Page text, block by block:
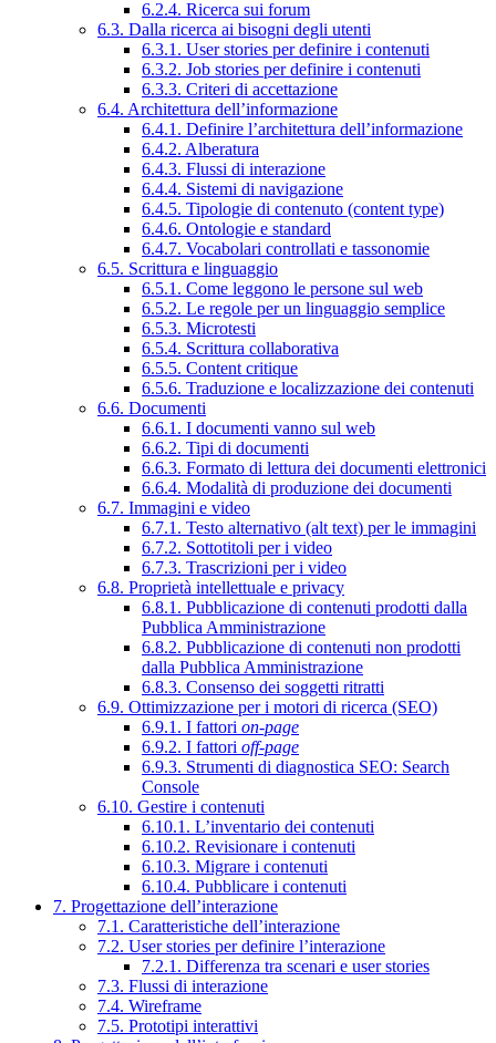
6.2.4. Ricerca sui forum
6.3. Dalla ricerca ai bisogni degli utenti
6.3.1. User stories per definire i contenuti
6.3.2. Job stories per definire i contenuti
6.3.3. Criteri di accettazione
6.4. Architettura dell’informazione
6.4.1. Definire l’architettura dell’informazione
6.4.2. Alberatura
6.4.3. Flussi di interazione
6.4.4. Sistemi di navigazione
6.4.5. Tipologie di contenuto (content type)
6.4.6. Ontologie e standard
6.4.7. Vocabolari controllati e tassonomie
6.5. Scrittura e linguaggio
6.5.1. Come leggono le persone sul web
6.5.2. Le regole per un linguaggio semplice
6.5.3. Microtesti
6.5.4. Scrittura collaborativa
6.5.5. Content critique
6.5.6. Traduzione e localizzazione dei contenuti
6.6. Documenti
6.6.1. I documenti vanno sul web
6.6.2. Tipi di documenti
6.6.3. Formato di lettura dei documenti elettronici
6.6.4. Modalità di produzione dei documenti
6.7. Immagini e video
6.7.1. Testo alternativo (alt text) per le immagini
6.7.2. Sottotitoli per i video
6.7.3. Trascrizioni per i video
6.8. Proprietà intellettuale e privacy
6.8.1. Pubblicazione di contenuti prodotti dalla
Pubblica Amministrazione
6.8.2. Pubblicazione di contenuti non prodotti
dalla Pubblica Amministrazione
6.8.3. Consenso dei soggetti ritratti
6.9. Ottimizzazione per i motori di ricerca (SEO)
6.9.1. I fattori on-page
6.9.2. I fattori off-page
6.9.3. Strumenti di diagnostica SEO: Search
Console
6.10. Gestire i contenuti
6.10.1. L’inventario dei contenuti
6.10.2. Revisionare i contenuti
6.10.3. Migrare i contenuti
6.10.4. Pubblicare i contenuti
7. Progettazione dell’interazione
7.1. Caratteristiche dell’interazione
7.2. User stories per definire l’interazione
7.2.1. Differenza tra scenari e user stories
7.3. Flussi di interazione
7.4. Wireframe
7.5. Prototipi interattivi